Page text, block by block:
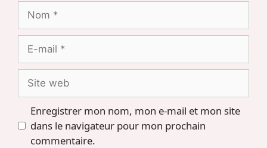
Nom
mail
Site
web
Enregistrer mon nom, mon e-mail et mon site
dans le navigateur pour mon prochain
commentaire.